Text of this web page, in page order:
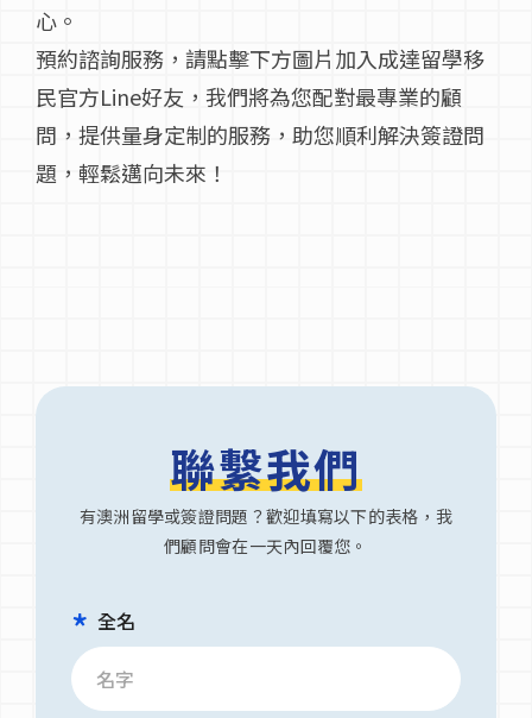
心。
預約諮詢服務，請點擊下方圖片加入成達留學移
民官方Line好友，我們將為您配對最專業的顧
問，提供量身定制的服務，助您順利解決簽證問
題，輕鬆邁向未來！
聯繫我們
有澳洲留學或簽證問題？歡迎填寫以下的表格，我
們顧問會在一天內回覆您。
全名